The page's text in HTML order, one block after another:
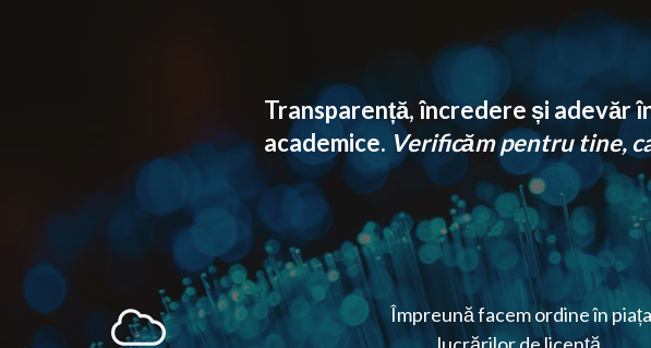
Transparență, încredere și adevăr
academice. Verificăm pentru tine,
Împreună facem ordine în piața